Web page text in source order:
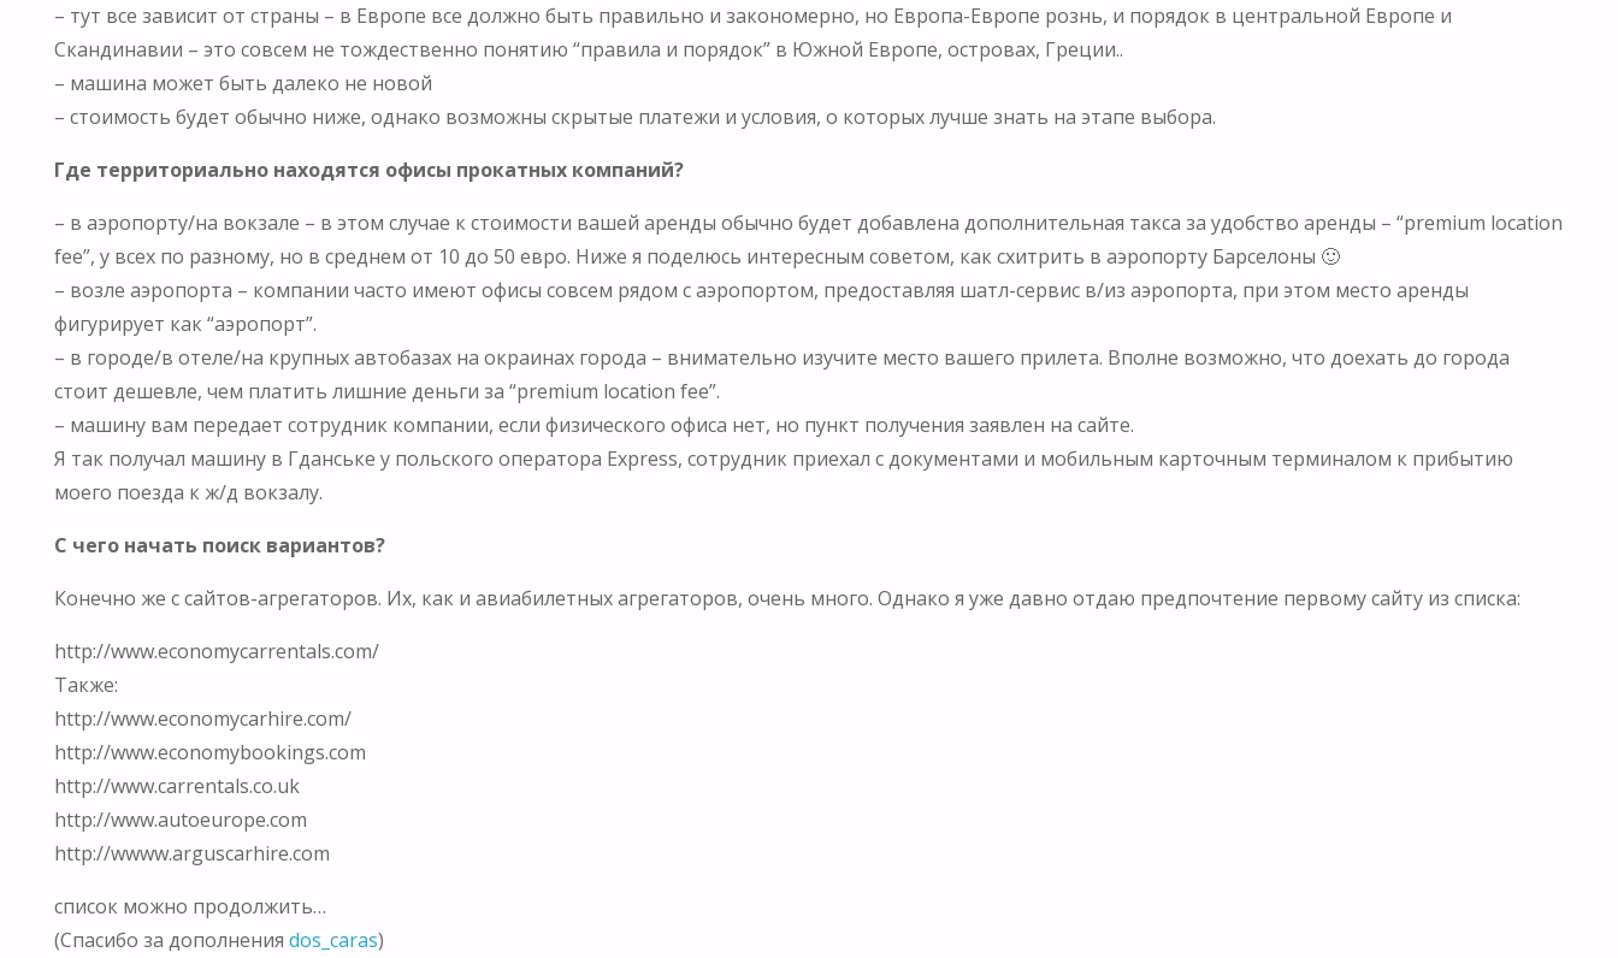
– тут все зависит от страны – в Европе все должно быть правильно и закономерно, но Европа-Европе рознь, и порядок в центральной Европе и
Скандинавии – это совсем не тождественно понятию “правила и порядок” в Южной Европе, островах, Греции..
– машина может быть далеко не новой
– стоимость будет обычно ниже, однако возможны скрытые платежи и условия, о которых лучше знать на этапе выбора.
Где территориально находятся офисы прокатных компаний?
– в аэропорту/на вокзале – в этом случае к стоимости вашей аренды обычно будет добавлена дополнительная такса за удобство аренды – “premium location
fee”, у всех по разному, но в среднем от 10 до 50 евро. Ниже я поделюсь интересным советом, как схитрить в аэропорту Барселоны 🙂
– возле аэропорта – компании часто имеют офисы совсем рядом с аэропортом, предоставляя шатл-сервис в/из аэропорта, при этом место аренды
фигурирует как “аэропорт”.
– в городе/в отеле/на крупных автобазах на окраинах города – внимательно изучите место вашего прилета. Вполне возможно, что доехать до города
стоит дешевле, чем платить лишние деньги за “premium location fee”.
– машину вам передает сотрудник компании, если физического офиса нет, но пункт получения заявлен на сайте.
Я так получал машину в Гданське у польского оператора Express, сотрудник приехал с документами и мобильным карточным терминалом к прибытию
моего поезда к ж/д вокзалу.
С чего начать поиск вариантов?
Конечно же с сайтов-агрегаторов. Их, как и авиабилетных агрегаторов, очень много. Однако я уже давно отдаю предпочтение первому сайту из списка:
http://www.economycarrentals.com/
Также:
http://www.economycarhire.com/
http://www.economybookings.com
http://www.carrentals.co.uk
http://www.autoeurope.com
http://wwww.arguscarhire.com
список можно продолжить…
(Спасибо за дополнения dos_caras)